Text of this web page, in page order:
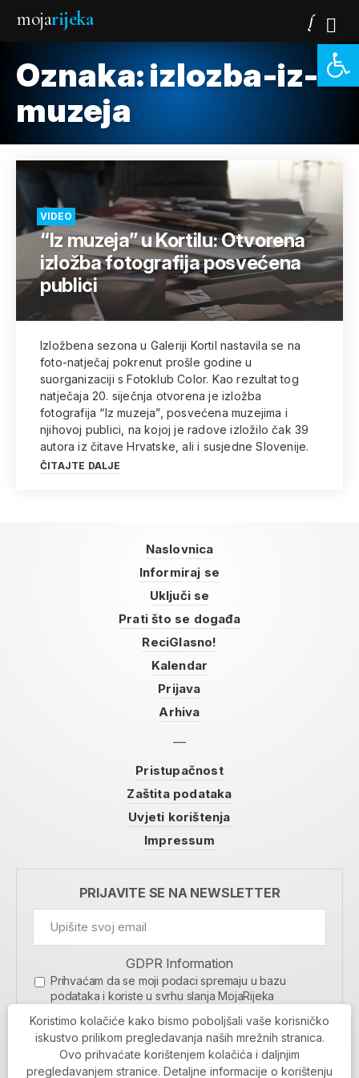
mojarijeka
Oznaka:izlozba-iz-
muzeja
VIDEO
“Iz muzeja” u Kortilu: Otvorena
izložba fotografija posvećena
publici
Izložbena sezona u Galeriji Kortil nastavila se na
foto-natječaj pokrenut prošle godine u
suorganizaciji s Fotoklub Color. Kao rezultat tog
natječaja 20. siječnja otvorena je izložba
fotografija “Iz muzeja”, posvećena muzejima i
njihovoj publici, na kojoj je radove izložilo čak 39
autora iz čitave Hrvatske, ali i susjedne Slovenije.
ČITAJTE DALJE
Naslovnica
Informiraj se
Uključi se
Prati što se događa
ReciGlasno!
Kalendar
Prijava
Arhiva
Pristupačnost
Zaštita podataka
Uvjeti korištenja
Impressum
PRIJAVITE SE NA NEWSLETTER
GDPR Information
Prihvaćam da se moji podaci spremaju u bazu
podataka i koriste u svrhu slanja MojaRijeka
MOJARIJEKA NEWSLETTER
PRIJAVI SE
Koristimo kolačiće kako bismo poboljšali vaše korisničko
iskustvo prilikom pregledavanja naših mrežnih stranica.
Ovo prihvaćate korištenjem kolačića i daljnjim
pregledavanjem stranice. Detaljne informacije o korištenju